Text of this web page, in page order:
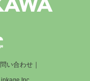
い合わせ｜